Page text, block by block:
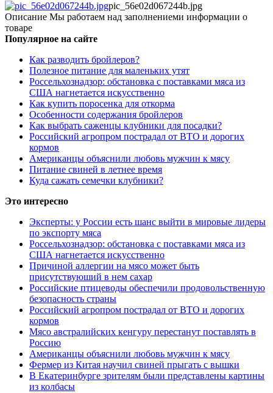
pic_56e02d067244b.jpg
Описание Мы работаем над заполнениеми информации о
товаре
Популярное на сайте
Как разводить бройлеров?
Полезное питание для маленьких утят
Россельхознадзор: обстановка с поставками мяса из
США нагнетается искусственно
Как купить поросенка для откорма
Особенности содержания бройлеров
Как выбрать саженцы клубники для посадки?
Российский агропром пострадал от ВТО и дорогих
кормов
Американцы объяснили любовь мужчин к мясу
Питание свиней в летнее время
Куда сажать семечки клубники?
Это интересно
Эксперты: у России есть шанс выйти в мировые лидеры
по экспорту мяса
Россельхознадзор: обстановка с поставками мяса из
США нагнетается искусственно
Причиной аллергии на мясо может быть
присутствуюший в нем сахар
Российские птицеводы обеспечили продовольственную
безопасность страны
Российский агропром пострадал от ВТО и дорогих
кормов
Мясо австралийских кенгуру перестанут поставлять в
Россию
Американцы объяснили любовь мужчин к мясу
Фермер из Китая научил свиней прыгать с вышки
В Екатеринбурге зрителям были представлены картины
из колбасы